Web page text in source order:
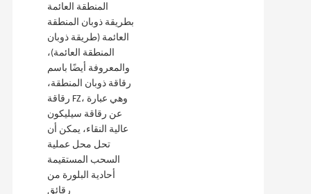
المنطقة العائمة
بطريقة ذوبان المنطقة
العائمة (طريقة ذوبان
المنطقة العائمة)،
والمعروفة أيضًا باسم
رقاقة ذوبان المنطقة،
رقاقة FZ، وهي عبارة
عن رقاقة سيليكون
عالية النقاء، يمكن أن
تحل محل عملية
السحب المستقيمة
أحادية البلورة من
رقائق